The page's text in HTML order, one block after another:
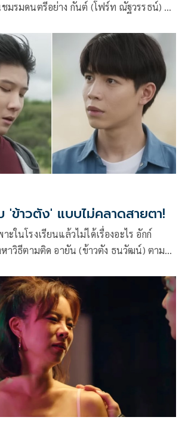
มรมดนตรีอย่าง กันต์ (โฟร์ท ณัฐวรรธน์) จึง
ให้
'ข้าวตัง' แบบไม่คลาดสายตา!
ะในโรงเรียนแล้วไม่ได้เรื่องอะไร อักก์
าวิธีตามติด อายัน (ข้าวตัง ธนวัฒน์) ตามดู
เรียนศุภพโล